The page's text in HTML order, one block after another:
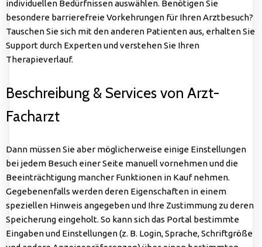
individuellen Bedürfnissen auswählen. Benötigen Sie
besondere barrierefreie Vorkehrungen für Ihren Arztbesuch?
Tauschen Sie sich mit den anderen Patienten aus, erhalten Sie
Support durch Experten und verstehen Sie Ihren
Therapieverlauf.
Beschreibung & Services von Arzt-
Facharzt
Dann müssen Sie aber möglicherweise einige Einstellungen
bei jedem Besuch einer Seite manuell vornehmen und die
Beeinträchtigung mancher Funktionen in Kauf nehmen.
Gegebenenfalls werden deren Eigenschaften in einem
speziellen Hinweis angegeben und Ihre Zustimmung zu deren
Speicherung eingeholt. So kann sich das Portal bestimmte
Eingaben und Einstellungen (z. B. Login, Sprache, Schriftgröße